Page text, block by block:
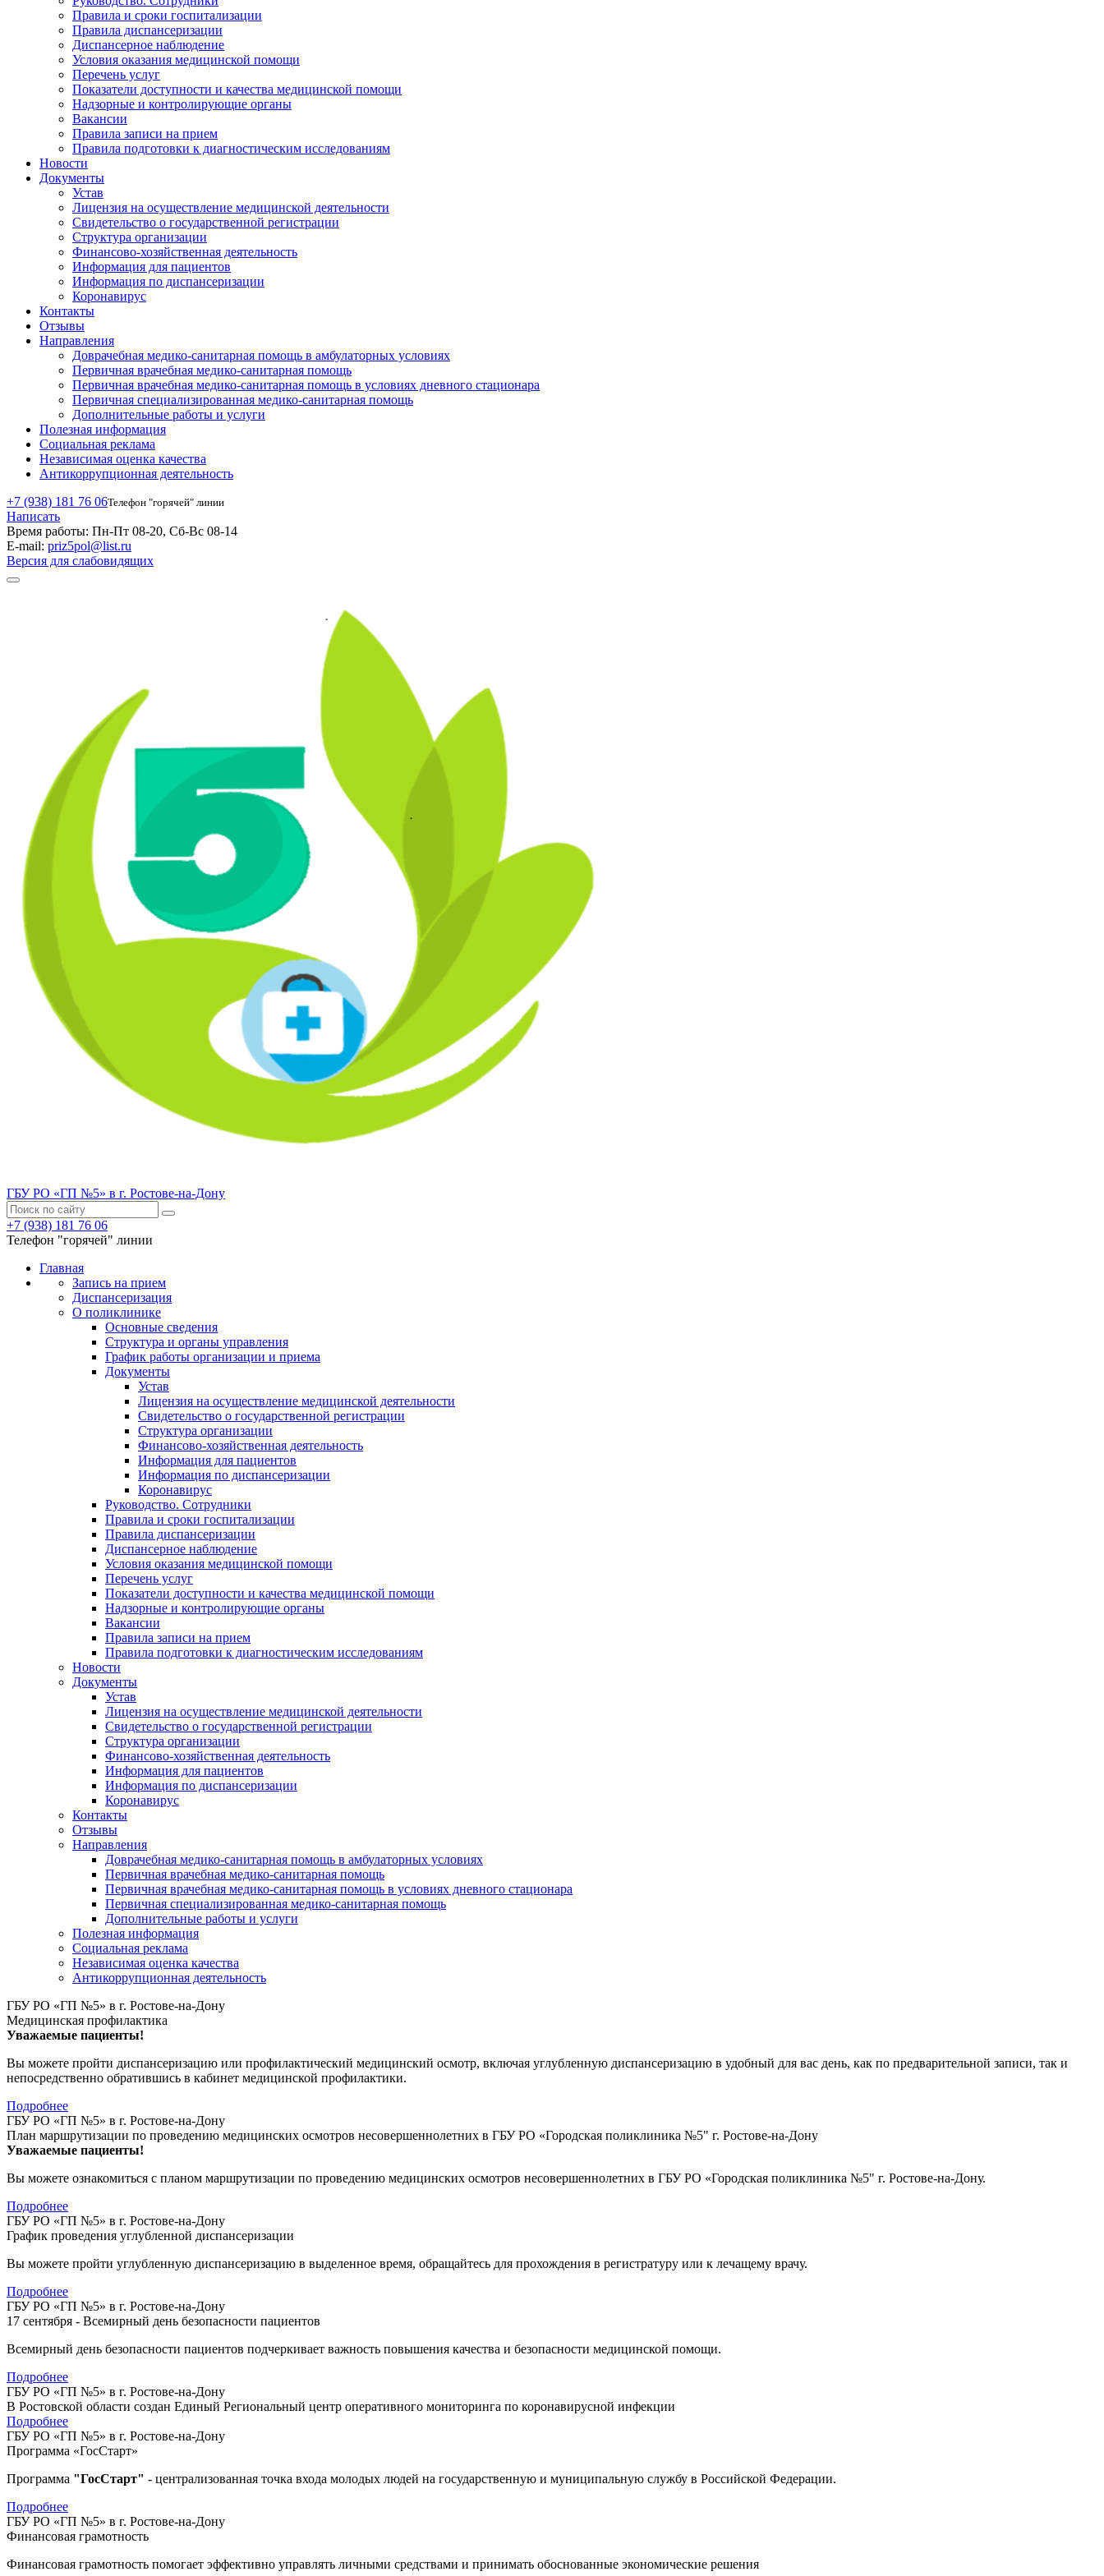
Правила и сроки госпитализации
Правила диспансеризации
Диспансерное наблюдение
Условия оказания медицинской помощи
Перечень услуг
Показатели доступности и качества медицинской помощи
Надзорные и контролирующие органы
Вакансии
Правила записи на прием
Правила подготовки к диагностическим исследованиям
Новости
Документы
Устав
Лицензия на осуществление медицинской деятельности
Свидетельство о государственной регистрации
Структура организации
Финансово-хозяйственная деятельность
Информация для пациентов
Информация по диспансеризации
Коронавирус
Контакты
Отзывы
Направления
Доврачебная медико-санитарная помощь в амбулаторных условиях
Первичная врачебная медико-санитарная помощь
Первичная врачебная медико-санитарная помощь в условиях дневного стационара
Первичная специализированная медико-санитарная помощь
Дополнительные работы и услуги
Полезная информация
Социальная реклама
Независимая оценка качества
Антикоррупционная деятельность
+7 (938) 181 76 06Телефон "горячей" линии
Написать
Время работы: Пн-Пт 08-20, Сб-Вс 08-14
E-mail: priz5pol@list.ru
Версия для слабовидящих
ГБУ РО «ГП №5» в г. Ростове-на-Дону
+7 (938) 181 76 06
Телефон "горячей" линии
Главная
Запись на прием
Диспансеризация
О поликлинике
Основные сведения
Структура и органы управления
График работы организации и приема
Документы
Устав
Лицензия на осуществление медицинской деятельности
Свидетельство о государственной регистрации
Структура организации
Финансово-хозяйственная деятельность
Информация для пациентов
Информация по диспансеризации
Коронавирус
Руководство. Сотрудники
Правила и сроки госпитализации
Правила диспансеризации
Диспансерное наблюдение
Условия оказания медицинской помощи
Перечень услуг
Показатели доступности и качества медицинской помощи
Надзорные и контролирующие органы
Вакансии
Правила записи на прием
Правила подготовки к диагностическим исследованиям
Новости
Документы
Устав
Лицензия на осуществление медицинской деятельности
Свидетельство о государственной регистрации
Структура организации
Финансово-хозяйственная деятельность
Информация для пациентов
Информация по диспансеризации
Коронавирус
Контакты
Отзывы
Направления
Доврачебная медико-санитарная помощь в амбулаторных условиях
Первичная врачебная медико-санитарная помощь
Первичная врачебная медико-санитарная помощь в условиях дневного стационара
Первичная специализированная медико-санитарная помощь
Дополнительные работы и услуги
Полезная информация
Социальная реклама
Независимая оценка качества
Антикоррупционная деятельность
ГБУ РО «ГП №5» в г. Ростове-на-Дону
Медицинская профилактика
Уважаемые пациенты!
Вы можете пройти диспансеризацию или профилактический медицинский осмотр, включая углубленную диспансеризацию в удобный для вас день, как по предварительной записи, так и
непосредственно обратившись в кабинет медицинской профилактики.
Подробнее
ГБУ РО «ГП №5» в г. Ростове-на-Дону
План маршрутизации по проведению медицинских осмотров несовершеннолетних в ГБУ РО «Городская поликлиника №5" г. Ростове-на-Дону
Уважаемые пациенты!
Вы можете ознакомиться с планом маршрутизации по проведению медицинских осмотров несовершеннолетних в ГБУ РО «Городская поликлиника №5" г. Ростове-на-Дону.
Подробнее
ГБУ РО «ГП №5» в г. Ростове-на-Дону
График проведения углубленной диспансеризации
Вы можете пройти углубленную диспансеризацию в выделенное время, обращайтесь для прохождения в регистратуру или к лечащему врачу.
Подробнее
ГБУ РО «ГП №5» в г. Ростове-на-Дону
17 сентября - Всемирный день безопасности пациентов
Всемирный день безопасности пациентов подчеркивает важность повышения качества и безопасности медицинской помощи.
Подробнее
ГБУ РО «ГП №5» в г. Ростове-на-Дону
В Ростовской области создан Единый Региональный центр оперативного мониторинга по коронавирусной инфекции
Подробнее
ГБУ РО «ГП №5» в г. Ростове-на-Дону
Программа «ГосСтарт»
Программа "ГосСтарт" - централизованная точка входа молодых людей на государственную и муниципальную службу в Российской Федерации.
Подробнее
ГБУ РО «ГП №5» в г. Ростове-на-Дону
Финансовая грамотность
Финансовая грамотность помогает эффективно управлять личными средствами и принимать обоснованные экономические решения